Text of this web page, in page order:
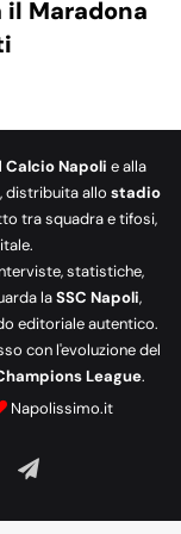
il Maradona
Calcio Napoli e alla
distribuita allo stadio
tra squadra e tifosi,
statistiche,
laSSC Napoli,
editoriale autentico.
con l'evoluzione del
League.
Napolissimo.it